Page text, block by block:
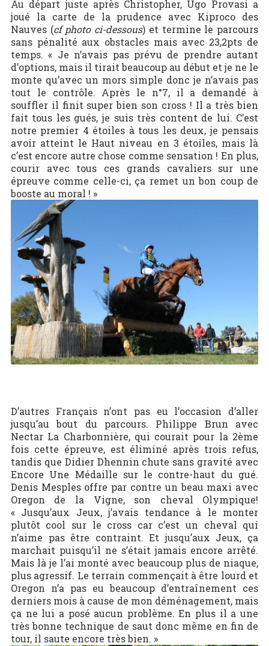
Au départ juste après Christopher, Ugo Provasi a
joué la carte de la prudence avec Kiproco des
Nauves (cf photo ci-dessous) et termine le parcours
sans pénalité aux obstacles mais avec 23,2pts de
temps. « Je n’avais pas prévu de prendre autant
d’options, mais il tirait beaucoup au début et je ne le
monte qu’avec un mors simple donc je n’avais pas
tout le contrôle. Après le n°7, il a demandé à
souffler il finit super bien son cross ! Il a très bien
fait tous les gués, je suis très content de lui. C’est
notre premier 4 étoiles à tous les deux, je pensais
avoir atteint le Haut niveau en 3 étoiles, mais là
c’est encore autre chose comme sensation ! En plus,
courir avec tous ces grands cavaliers sur une
épreuve comme celle-ci, ça remet un bon coup de
booste au moral ! »
D’autres Français n’ont pas eu l’occasion d’aller
jusqu’au bout du parcours. Philippe Brun avec
Nectar La Charbonnière, qui courait pour la 2ème
fois cette épreuve, est éliminé après trois refus,
tandis que Didier Dhennin chute sans gravité avec
Encore Une Médaille sur le contre-haut du gué.
Denis Mesples offre par contre un beau maxi avec
Oregon de la Vigne, son cheval Olympique!
« Jusqu’aux Jeux, j’avais tendance à le monter
plutôt cool sur le cross car c’est un cheval qui
n’aime pas être contraint. Et jusqu’aux Jeux, ça
marchait puisqu’il ne s’était jamais encore arrêté.
Mais là je l’ai monté avec beaucoup plus de niaque,
plus agressif. Le terrain commençait à être lourd et
Oregon n’a pas eu beaucoup d’entraînement ces
derniers mois à cause de mon déménagement, mais
ça ne lui a posé aucun problème. En plus il a une
très bonne technique de saut donc même en fin de
tour, il saute encore très bien. »